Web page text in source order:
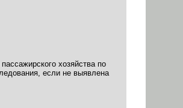
хозяйства по
если не выявлена